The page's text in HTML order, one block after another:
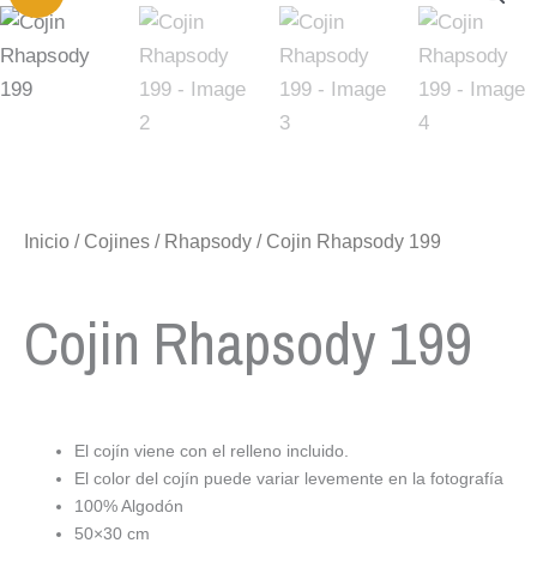
Inicio / Cojines / Rhapsody / Cojin Rhapsody 199
Cojin Rhapsody 199
El cojín viene con el relleno incluido.
El color del cojín puede variar levemente en la fotografía
100% Algodón
50×30 cm